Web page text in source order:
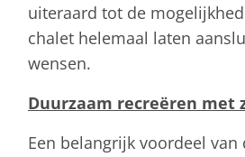
uiteraard tot de
chalet helemaal laten
wensen.
Duurzaam recreëren met
Een belangrijk voordeel van